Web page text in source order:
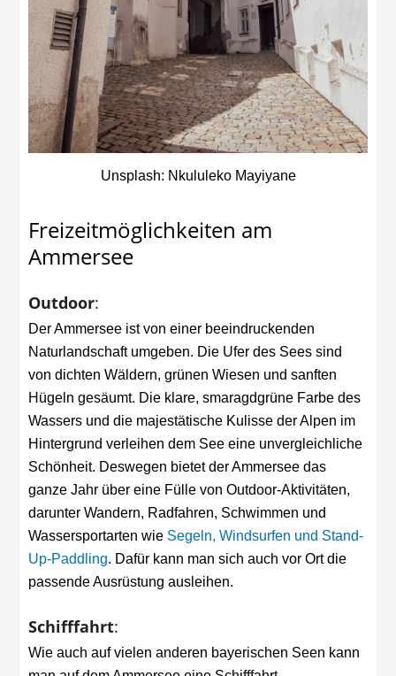
Unsplash: Nkululeko Mayiyane
Freizeitmöglichkeiten am
Ammersee
Outdoor:
Der Ammersee ist von einer beeindruckenden
Naturlandschaft umgeben. Die Ufer des Sees sind
von dichten Wäldern, grünen Wiesen und sanften
Hügeln gesäumt. Die klare, smaragdgrüne Farbe des
Wassers und die majestätische Kulisse der Alpen im
Hintergrund verleihen dem See eine unvergleichliche
Schönheit. Deswegen bietet der Ammersee das
ganze Jahr über eine Fülle von Outdoor-Aktivitäten,
darunter Wandern, Radfahren, Schwimmen und
Wassersportarten wie Segeln, Windsurfen und Stand-
Up-Paddling. Dafür kann man sich auch vor Ort die
passende Ausrüstung ausleihen.
Schifffahrt:
Wie auch auf vielen anderen bayerischen Seen kann